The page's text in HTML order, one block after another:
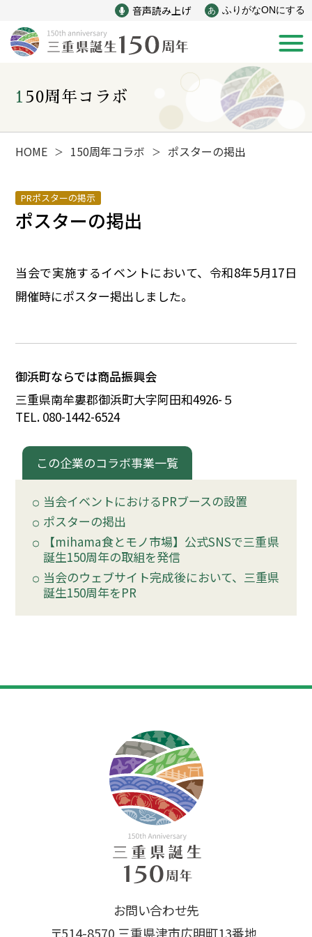
音声読み上げ あ ふりがなONにする
新着情報
みえ150年の歩み
災害
インフラ 偉人
150周年コラボ
150周年コラボ
HOME ＞ 150周年コラボ ＞ ポスターの掲出
PRポスターの掲示
ポスターの掲出
当会で実施するイベントにおいて、令和8年5月17日
開催時にポスター掲出しました。
御浜町ならでは商品振興会
三重県南牟婁郡御浜町大字阿田和4926- ５
TEL. 080-1442-6524
この企業のコラボ事業一覧
当会イベントにおけるPRブースの設置
ポスターの掲出
【mihama食とモノ市場】公式SNSで三重県
誕生150周年の取組を発信
当会のウェブサイト完成後において、三重県
誕生150周年をPR
お問い合わせ先
〒514-8570 三重県津市広明町13番地